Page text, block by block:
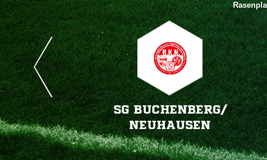
SG BUCHENBERG/​
NEUHAUSEN